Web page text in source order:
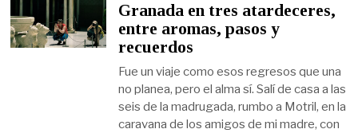
Granada en tres atardeceres,
entre aromas, pasos y
recuerdos
Fue un viaje como esos regresos que una
no planea, pero el alma sí. Salí de casa a las
seis de la madrugada, rumbo a Motril, en la
caravana de los amigos de mi madre, con